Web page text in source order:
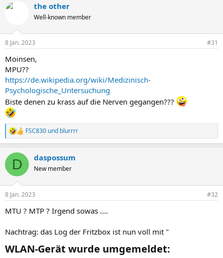
the other
Well-known member
8 Jan. 2023 #31
Moinsen,
MPU??
https://de.wikipedia.org/wiki/Medizinisch-
Psychologische_Untersuchung
Biste denen zu krass auf die Nerven gegangen???
R
e
k
i
e
:
FSC830 und blurrrr
D daspossum
New member
8 Jan. 2023 #32
MTU ? MTP ? Irgend sowas ....
Nachtrag: das Log der Fritzbox ist nun voll mit "
WLAN-Gerät wurde umgemeldet: